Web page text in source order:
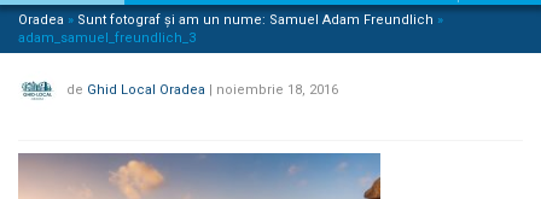
Oradea » Sunt fotograf și am un nume: Samuel Adam Freundlich »
adam_samuel_freundlich_3
de Ghid Local Oradea | noiembrie 18, 2016